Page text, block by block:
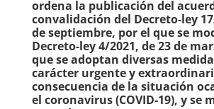
ordena la publicación del
convalidación del Decreto-ley
de septiembre, por el que se
Decreto-ley 4/2021, de 23 de
que se adoptan diversas
carácter urgente y
consecuencia de la situación
el coronavirus (COVID-19), y se